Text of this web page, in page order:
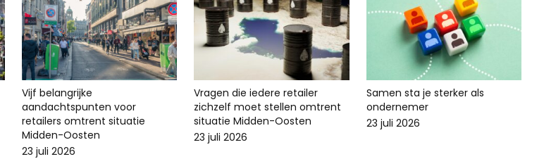
Vijf belangrijke
aandachtspunten voor
retailers omtrent situatie
Midden-Oosten
23 juli 2026
Vragen die iedere retailer
zichzelf moet stellen omtrent
situatie Midden-Oosten
23 juli 2026
Samen sta je sterker als
ondernemer
23 juli 2026